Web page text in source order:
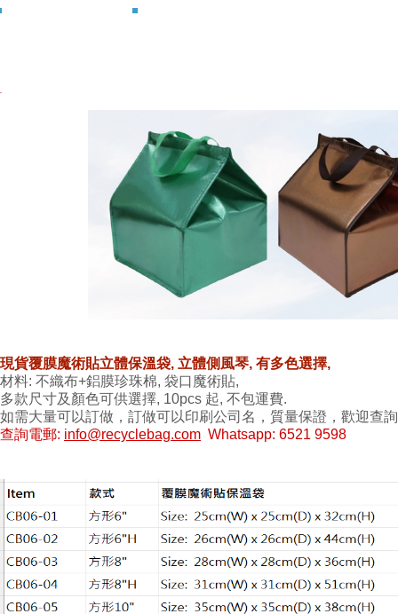
現貨覆膜魔術貼立體保溫袋, 立體側風琴, 有多色選擇,
材料: 不織布+鋁膜珍珠棉, 袋口魔術貼,
多款尺寸及顏色可供選擇, 10pcs 起, 不包運費.
如需大量可以訂做，訂做可以印刷公司名，質量保證，歡迎查
查詢電郵: info@recyclebag.com Whatsapp: 6521 9598